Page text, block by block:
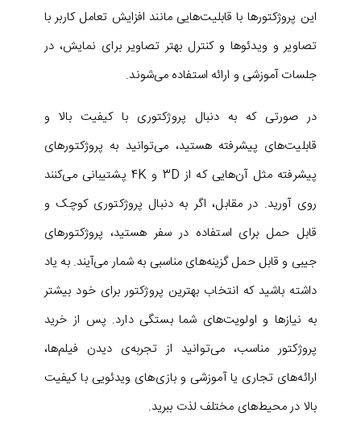
این پروژکتورها با قابلیت‌هایی مانند افزایش تعامل کاربر با
تصاویر و ویدئوها و کنترل بهتر تصاویر برای نمایش، در
جلسات آموزشی و ارائه استفاده می‌شوند.
در صورتی که به دنبال پروژکتوری با کیفیت بالا و
قابلیت‌های پیشرفته هستید، می‌توانید به پروژکتورهای
پیشرفته مثل آن‌هایی که از 3D و 4K پشتیبانی می‌کنند
روی آورید. در مقابل، اگر به دنبال پروژکتوری کوچک و
قابل حمل برای استفاده در سفر هستید، پروژکتورهای
جیبی و قابل حمل گزینه‌های مناسبی به شمار می‌آیند. به یاد
داشته باشید که انتخاب بهترین پروژکتور برای خود بیشتر
به نیازها و اولویت‌های شما بستگی دارد. پس از خرید
پروژکتور مناسب، می‌توانید از تجربه‌ی دیدن فیلم‌ها،
ارائه‌های تجاری یا آموزشی و بازی‌های ویدئویی با کیفیت
بالا در محیط‌های مختلف لذت ببرید.